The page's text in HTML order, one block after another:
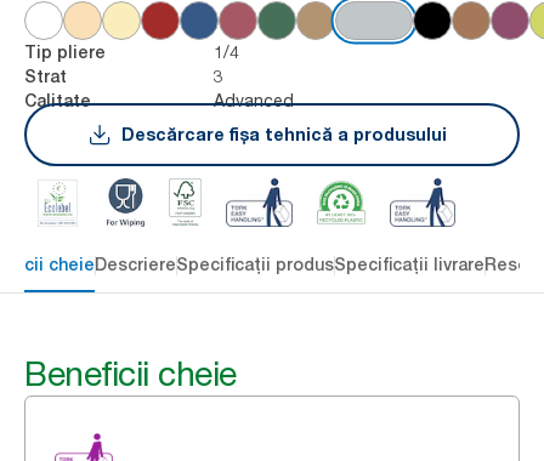
Tip pliere 1/4
Strat 3
Calitate
Advanced
Descărcare fișa tehnică a produsului
cheieDescriereSpecificații produsSpecificații livrare
Beneficii cheie